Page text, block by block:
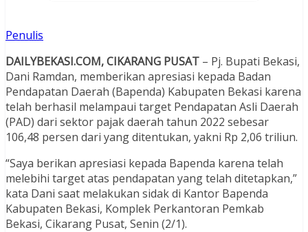
Penulis
DAILYBEKASI.COM, CIKARANG PUSAT – Pj. Bupati Bekasi,
Dani Ramdan, memberikan apresiasi kepada Badan
Pendapatan Daerah (Bapenda) Kabupaten Bekasi karena
telah berhasil melampaui target Pendapatan Asli Daerah
(PAD) dari sektor pajak daerah tahun 2022 sebesar
106,48 persen dari yang ditentukan, yakni Rp 2,06 triliun.
“Saya berikan apresiasi kepada Bapenda karena telah
melebihi target atas pendapatan yang telah ditetapkan,”
kata Dani saat melakukan sidak di Kantor Bapenda
Kabupaten Bekasi, Komplek Perkantoran Pemkab
Bekasi, Cikarang Pusat, Senin (2/1).